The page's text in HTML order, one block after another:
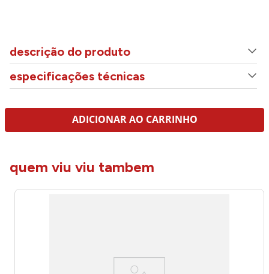
descrição do produto
especificações técnicas
ADICIONAR AO CARRINHO
quem viu viu tambem